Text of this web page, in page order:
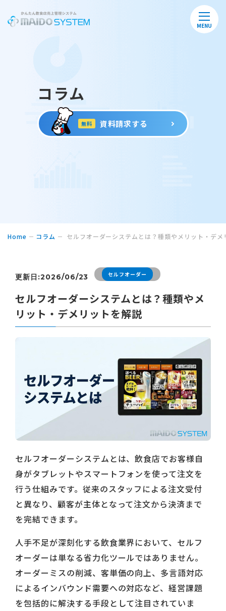
MENU
コラム
無料 資料請求する
Home コラム セルフオーダーシステムとは？種類やメリット・デメ
更新日:2026/06/23 セルフオーダー
セルフオーダーシステムとは？種類やメ
リット・デメリットを解説
セルフオーダーシステムとは、飲食店でお客様自
身がタブレットやスマートフォンを使って注文を
行う仕組みです。従来のスタッフによる注文受付
と異なり、顧客が主体となって注文から決済まで
を完結できます。
人手不足が深刻化する飲食業界において、セルフ
オーダーは単なる省力化ツールではありません。
オーダーミスの削減、客単価の向上、多言語対応
によるインバウンド需要への対応など、経営課題
を包括的に解決する手段として注目されていま